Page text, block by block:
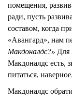
помещения,
ради, пусть
составом, когда
«Авангард», нам
Макдоналдс?» Для
Макдоналдс есть,
питаться, наверное.
Макдоналдс